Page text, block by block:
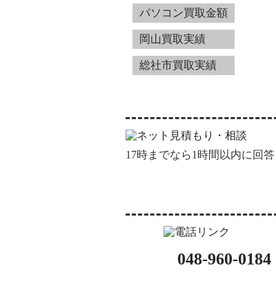
パソコン買取金額
岡山買取実績
総社市買取実績
17時までなら1時間以内に回答
048-960-0184